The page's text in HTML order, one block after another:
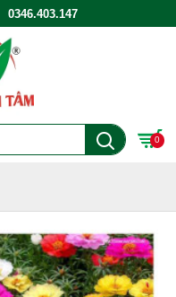
0346.403.147
0